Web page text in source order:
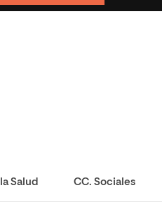
Salud CC. Sociales